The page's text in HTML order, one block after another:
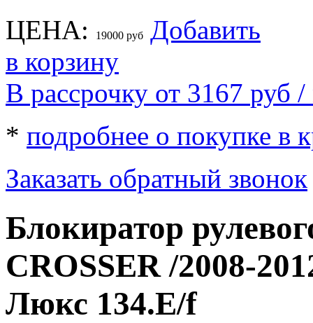
ЦЕНА: 19000 руб
Добавить
в корзину
В рассрочку от 3167 руб /
* подробнее о покупке в
Заказать обратный звонок
Блокиратор
CROSSER /2008-
Люкс 134.E/f